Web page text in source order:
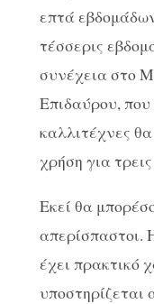
επτά
τέσσερις
συνέχεια στο
Επιδαύρου, που
καλλιτέχνες
χρήση για
Εκεί θα
απερίσπαστοι.
έχει πρακτικό
υποστηρίζεται